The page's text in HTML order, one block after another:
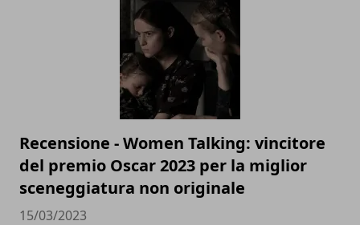
Recensione - Women Talking: vincitore
del premio Oscar 2023 per la miglior
sceneggiatura non originale
15/03/2023